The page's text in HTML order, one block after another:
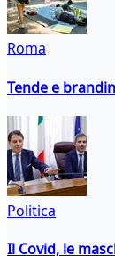
Roma
Tende e
Politica
Il Covid, le